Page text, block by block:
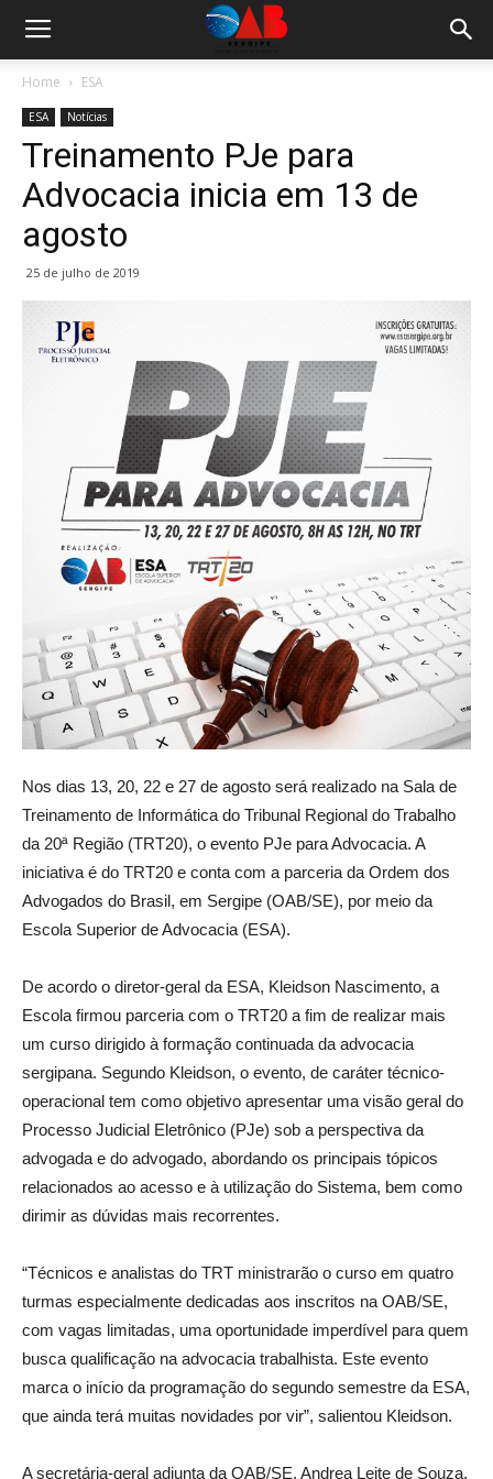
Home ESA
ESA Notícias
Treinamento PJe para
Advocacia inicia em 13 de
agosto
25 de julho de 2019
Nos dias 13, 20, 22 e 27 de agosto será realizado na Sala de
Treinamento de Informática do Tribunal Regional do Trabalho
da 20ª Região (TRT20), o evento PJe para Advocacia. A
iniciativa é do TRT20 e conta com a parceria da Ordem dos
Advogados do Brasil, em Sergipe (OAB/SE), por meio da
Escola Superior de Advocacia (ESA).
De acordo o diretor-geral da ESA, Kleidson Nascimento, a
Escola firmou parceria com o TRT20 a fim de realizar mais
um curso dirigido à formação continuada da advocacia
sergipana. Segundo Kleidson, o evento, de caráter técnico-
operacional tem como objetivo apresentar uma visão geral do
Processo Judicial Eletrônico (PJe) sob a perspectiva da
advogada e do advogado, abordando os principais tópicos
relacionados ao acesso e à utilização do Sistema, bem como
dirimir as dúvidas mais recorrentes.
“Técnicos e analistas do TRT ministrarão o curso em quatro
turmas especialmente dedicadas aos inscritos na OAB/SE,
com vagas limitadas, uma oportunidade imperdível para quem
busca qualificação na advocacia trabalhista. Este evento
marca o início da programação do segundo semestre da ESA,
que ainda terá muitas novidades por vir”, salientou Kleidson.
A secretária-geral adjunta da OAB/SE, Andrea Leite de Souza,